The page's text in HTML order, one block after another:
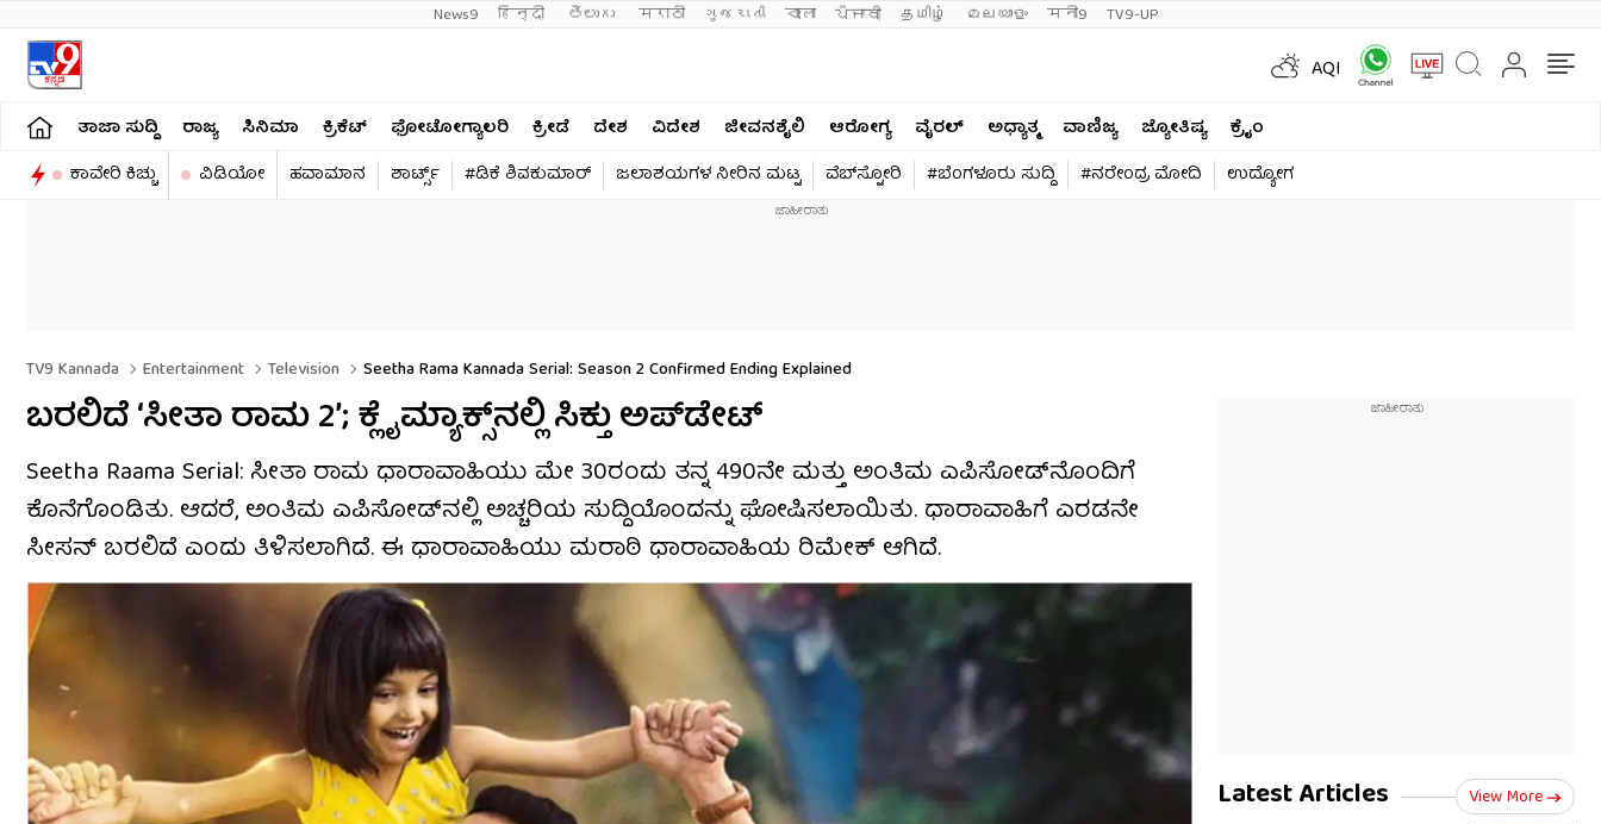
News9 हिन्दी తెలుగు मराठी ગુજરાતી বাংলা ਪੰਜਾਬੀ தமிழ் മലയാളം मनी9 TV9-UP
AQI
ತಾಜಾ ಸುದ್ದಿ ರಾಜ್ಯ ಸಿನಿಮಾ ಕ್ರಿಕೆಟ್​ ಫೋಟೋಗ್ಯಾಲರಿ ಕ್ರೀಡೆ ದೇಶ ವಿದೇಶ ಜೀವನಶೈಲಿ ಆರೋಗ್ಯ ವೈರಲ್​ ಅಧ್ಯಾತ್ಮ ವಾಣಿಜ್ಯ ಜ್ಯೋತಿಷ್ಯ
ಕ್ರೈಂ
ಕಾವೇರಿ ಕಿಚ್ಚು
ವಿಡಿಯೋ ಹವಾಮಾನ ಶಾರ್ಟ್ಸ್​ #ಡಿಕೆ ಶಿವಕುಮಾರ್​ ಜಲಾಶಯಗಳ ನೀರಿನ ಮಟ್ಟ ವೆಬ್​ಸ್ಟೋರಿ #ಬೆಂಗಳೂರು ಸುದ್ದಿ #ನರೇಂದ್ರ ಮೋದಿ ಉದ್ಯೋಗ
TV9 Kannada Entertainment Television Seetha Rama Kannada Serial: Season 2 Confirmed Ending Explained
ಬರಲಿದೆ ‘ಸೀತಾ ರಾಮ 2’; ಕ್ಲೈಮ್ಯಾಕ್ಸ್​ನಲ್ಲಿ ಸಿಕ್ತು ಅಪ್​ಡೇಟ್
Seetha Raama Serial: ಸೀತಾ ರಾಮ ಧಾರಾವಾಹಿಯು ಮೇ 30ರಂದು ತನ್ನ 490ನೇ ಮತ್ತು ಅಂತಿಮ ಎಪಿಸೋಡ್‌ನೊಂದಿಗೆ
ಕೊನೆಗೊಂಡಿತು. ಆದರೆ, ಅಂತಿಮ ಎಪಿಸೋಡ್‌ನಲ್ಲಿ ಅಚ್ಚರಿಯ ಸುದ್ದಿಯೊಂದನ್ನು ಘೋಷಿಸಲಾಯಿತು. ಧಾರಾವಾಹಿಗೆ ಎರಡನೇ
ಸೀಸನ್ ಬರಲಿದೆ ಎಂದು ತಿಳಿಸಲಾಗಿದೆ. ಈ ಧಾರಾವಾಹಿಯು ಮರಾಠಿ ಧಾರಾವಾಹಿಯ ರಿಮೇಕ್ ಆಗಿದೆ.
Latest Articles View More